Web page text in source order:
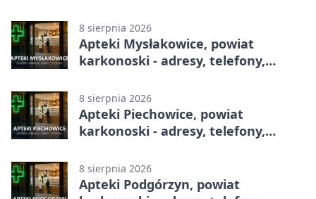
8 sierpnia 2026
Apteki Mysłakowice, powiat
karkonoski - adresy, telefony,
8 sierpnia 2026
Apteki Piechowice, powiat
karkonoski - adresy, telefony,
8 sierpnia 2026
Apteki Podgórzyn, powiat